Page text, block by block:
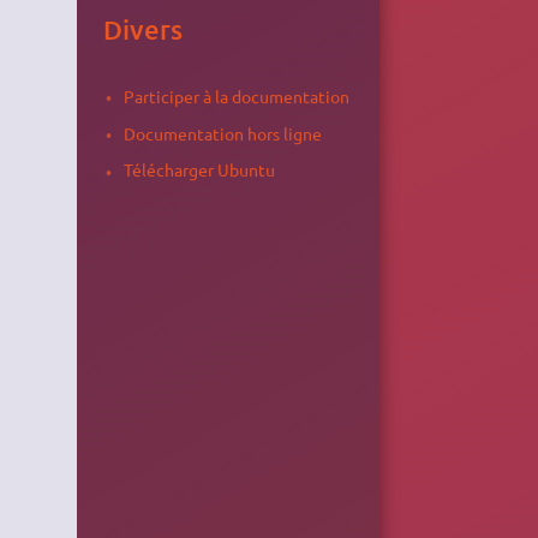
Divers
Participer à la documentation
Documentation hors ligne
Télécharger Ubuntu